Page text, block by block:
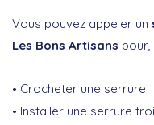
Vous pouvez appeler un
Les Bons Artisans
Crocheter une serrure
Installer une serrure